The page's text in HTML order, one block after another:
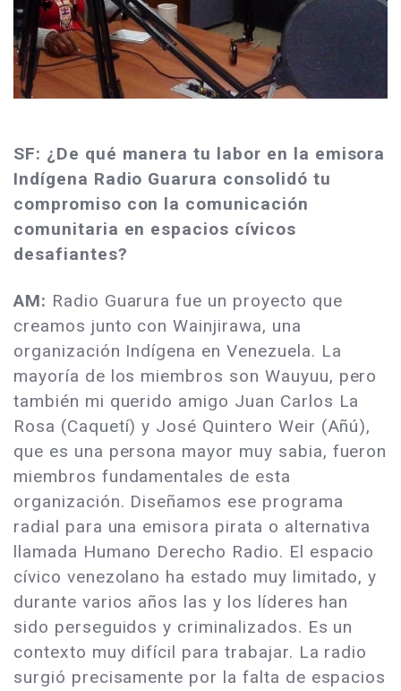
SF: ¿De qué manera tu labor en la emisora
Indígena Radio Guarura consolidó tu
compromiso con la comunicación
comunitaria en espacios cívicos
desafiantes?
AM: Radio Guarura fue un proyecto que
creamos junto con Wainjirawa, una
organización Indígena en Venezuela. La
mayoría de los miembros son Wauyuu, pero
también mi querido amigo Juan Carlos La
Rosa (Caquetí) y José Quintero Weir (Añú),
que es una persona mayor muy sabia, fueron
miembros fundamentales de esta
organización. Diseñamos ese programa
radial para una emisora pirata o alternativa
llamada Humano Derecho Radio. El espacio
cívico venezolano ha estado muy limitado, y
durante varios años las y los líderes han
sido perseguidos y criminalizados. Es un
contexto muy difícil para trabajar. La radio
surgió precisamente por la falta de espacios